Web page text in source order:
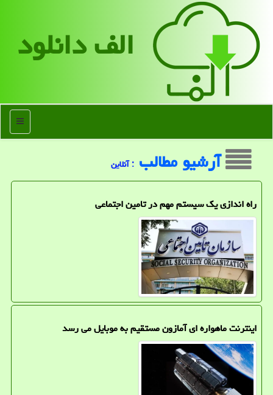
الف دانلود
منو
آرشیو مطالب : آنلاین
راه اندازی یک سیستم مهم در تامین اجتماعی
اینترنت ماهواره ای آمازون مستقیم به موبایل می رسد